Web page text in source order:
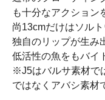
も十分なアクション
尚13cmだけはソル
独自のリップが生み
低活性の魚をもバイ
※J5はバルサ素材で
ではなくアバシ素材